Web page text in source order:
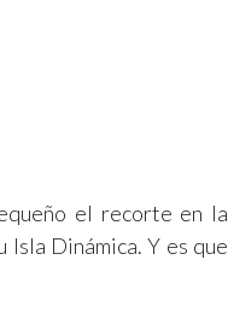
el recorte en la
Dinámica. Y es que